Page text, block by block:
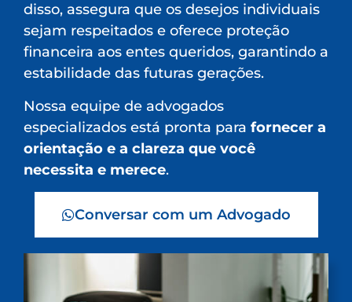
disso, assegura que os desejos individuais
sejam respeitados e oferece proteção
financeira aos entes queridos, garantindo a
estabilidade das futuras gerações.
Nossa equipe de advogados
especializados está pronta para fornecer a
orientação e a clareza que você
necessita e merece.
Conversar com um Advogado